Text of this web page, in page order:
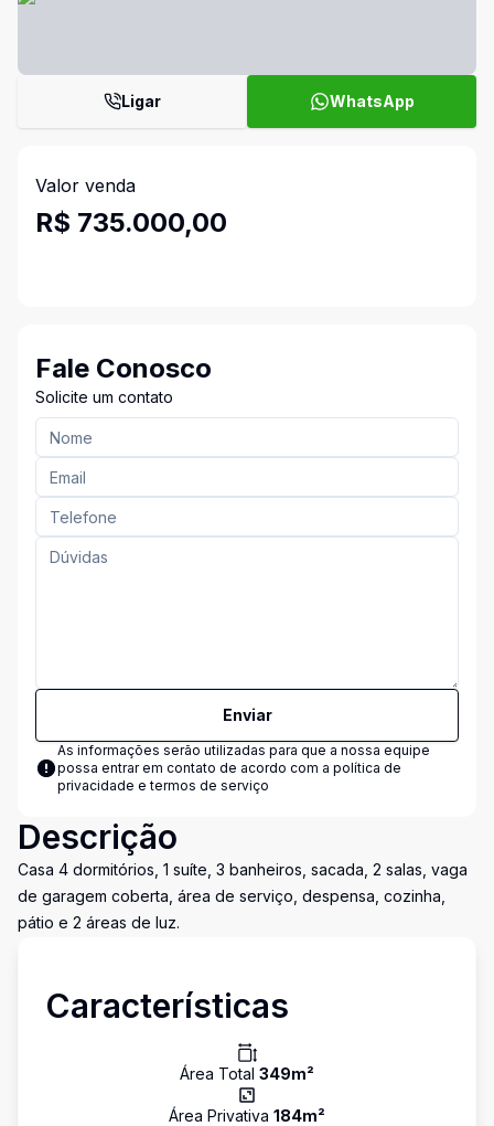
Ligar WhatsApp
Valor venda
R$ 735.000,00
Fale Conosco
Solicite um contato
Enviar
As informações serão utilizadas para que a nossa equipe
possa entrar em contato de acordo com a política de
privacidade e termos de serviço
Descrição
Casa 4 dormitórios, 1 suíte, 3 banheiros, sacada, 2 salas, vaga
de garagem coberta, área de serviço, despensa, cozinha,
pátio e 2 áreas de luz.
Características
Área Total 349m²
Área Privativa 184m²